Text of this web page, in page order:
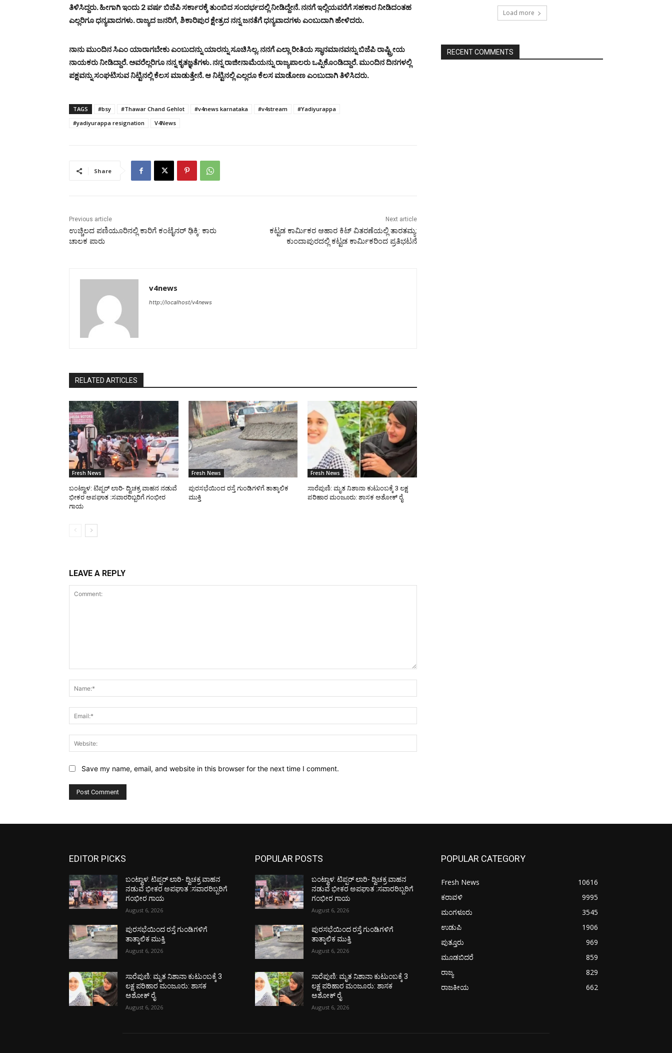
ತಿಳಿಸಿದ್ದರು. ಹೀಗಾಗಿ ಇಂದು 2 ವರ್ಷ ಬಿಜೆಪಿ ಸರ್ಕಾರಕ್ಕೆ ತುಂಬಿದ ಸಂದರ್ಭದಲ್ಲಿ ನೀಡಿದ್ದೇನೆ. ನನಗೆ ಇಲ್ಲಿಯವರೆಗೆ ಸಹಕಾರ ನೀಡಿದಂತಹ
ಎಲ್ಲರಿಗೂ ಧನ್ಯವಾದಗಳು. ರಾಜ್ಯದ ಜನರಿಗೆ, ಶಿಕಾರಿಪುರ ಕ್ಷೇತ್ರದ ನನ್ನ ಜನತೆಗೆ ಧನ್ಯವಾದಗಳು ಎಂಬುದಾಗಿ ಹೇಳಿದರು.
ನಾನು ಮುಂದಿನ ಸಿಎಂ ಯಾರಾಗಬೇಕು ಎಂಬುದನ್ನು ಯಾರನ್ನು ಸೂಚಿಸಿಲ್ಲ. ನನಗೆ ಎಲ್ಲಾ ರೀತಿಯ ಸ್ಥಾನಮಾನವನ್ನು ಬಿಜೆಪಿ ರಾಷ್ಟ್ರೀಯ
ನಾಯಕರು ನೀಡಿದ್ದಾರೆ. ಅವರೆಲ್ಲರಿಗೂ ನನ್ನ ಕೃತಜ್ಞತೆಗಳು. ನನ್ನ ರಾಜೀನಾಮೆಯನ್ನು ರಾಜ್ಯಪಾಲರು ಒಪ್ಪಿಕೊಂಡಿದ್ದಾರೆ. ಮುಂದಿನ ದಿನಗಳಲ್ಲಿ
ಪಕ್ಷವನ್ನು ಸಂಘಟಿಸುವ ನಿಟ್ಟಿನಲ್ಲಿ ಕೆಲಸ ಮಾಡುತ್ತೇನೆ. ಆ ನಿಟ್ಟಿನಲ್ಲಿ ಎಲ್ಲರೂ ಕೆಲಸ ಮಾಡೋಣ ಎಂಬುದಾಗಿ ತಿಳಿಸಿದರು.
TAGS #bsy #Thawar Chand Gehlot #v4news karnataka #v4stream
#Yadiyurappa
#yadiyurappa resignation
V4News
Share
Previous article
ಉಚ್ಚಿಲದ ಪಣಿಯೂರಿನಲ್ಲಿ ಕಾರಿಗೆ ಕಂಟೈನರ್ ಢಿಕ್ಕಿ: ಕಾರು
ಚಾಲಕ ಪಾರು
Next article
ಕಟ್ಟಡ ಕಾರ್ಮಿಕರ ಆಹಾರ ಕಿಟ್ ವಿತರಣೆಯಲ್ಲಿ ತಾರತಮ್ಯ:
ಕುಂದಾಪುರದಲ್ಲಿ ಕಟ್ಟಡ ಕಾರ್ಮಿಕರಿಂದ ಪ್ರತಿಭಟನೆ
v4news
http://localhost/v4news
RELATED ARTICLES
Fresh News
ಬಂಟ್ವಾಳ: ಟಿಪ್ಪರ್ ಲಾರಿ- ದ್ವಿಚಕ್ರ ವಾಹನ ನಡುವೆ
ಭೀಕರ ಅಪಘಾತ :ಸವಾರರಿಬ್ಬರಿಗೆ ಗಂಭೀರ
ಗಾಯ
Fresh News
ಪುರಸಭೆಯಿಂದ ರಸ್ತೆ ಗುಂಡಿಗಳಿಗೆ ತಾತ್ಕಾಲಿಕ
ಮುಕ್ತಿ
Fresh News
ಸಾರೆಪುಣಿ: ಮೃತ ನಿಶಾನಾ ಕುಟುಂಬಕ್ಕೆ 3 ಲಕ್ಷ
ಪರಿಹಾರ ಮಂಜೂರು: ಶಾಸಕ ಅಶೋಕ್ ರೈ
LEAVE A REPLY
Save my name, email, and website in this browser for the next time I comment.
Load more
RECENT COMMENTS
EDITOR PICKS
ಬಂಟ್ವಾಳ: ಟಿಪ್ಪರ್ ಲಾರಿ- ದ್ವಿಚಕ್ರ ವಾಹನ
ನಡುವೆ ಭೀಕರ ಅಪಘಾತ :ಸವಾರರಿಬ್ಬರಿಗೆ
ಗಂಭೀರ ಗಾಯ
August 6, 2026
ಪುರಸಭೆಯಿಂದ ರಸ್ತೆ ಗುಂಡಿಗಳಿಗೆ
ತಾತ್ಕಾಲಿಕ ಮುಕ್ತಿ
August 6, 2026
ಸಾರೆಪುಣಿ: ಮೃತ ನಿಶಾನಾ ಕುಟುಂಬಕ್ಕೆ 3
ಲಕ್ಷ ಪರಿಹಾರ ಮಂಜೂರು: ಶಾಸಕ
ಅಶೋಕ್ ರೈ
August 6, 2026
POPULAR POSTS
ಬಂಟ್ವಾಳ: ಟಿಪ್ಪರ್ ಲಾರಿ- ದ್ವಿಚಕ್ರ ವಾಹನ
ನಡುವೆ ಭೀಕರ ಅಪಘಾತ :ಸವಾರರಿಬ್ಬರಿಗೆ
ಗಂಭೀರ ಗಾಯ
August 6, 2026
ಪುರಸಭೆಯಿಂದ ರಸ್ತೆ ಗುಂಡಿಗಳಿಗೆ
ತಾತ್ಕಾಲಿಕ ಮುಕ್ತಿ
August 6, 2026
ಸಾರೆಪುಣಿ: ಮೃತ ನಿಶಾನಾ ಕುಟುಂಬಕ್ಕೆ 3
ಲಕ್ಷ ಪರಿಹಾರ ಮಂಜೂರು: ಶಾಸಕ
ಅಶೋಕ್ ರೈ
August 6, 2026
POPULAR CATEGORY
Fresh News
10616
ಕರಾವಳಿ
9995
ಮಂಗಳೂರು
3545
ಉಡುಪಿ
1906
ಪುತ್ತೂರು
969
ಮೂಡಬಿದರೆ
859
ರಾಜ್ಯ
829
ರಾಜಕೀಯ
662